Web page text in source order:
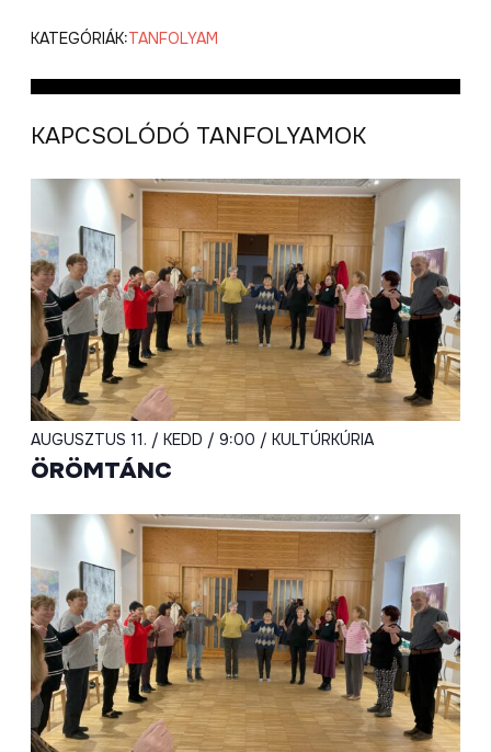
KATEGÓRIÁK:TANFOLYAM
KAPCSOLÓDÓ TANFOLYAMOK
AUGUSZTUS 11. / KEDD / 9:00 / KULTÚRKÚRIA
ÖRÖMTÁNC